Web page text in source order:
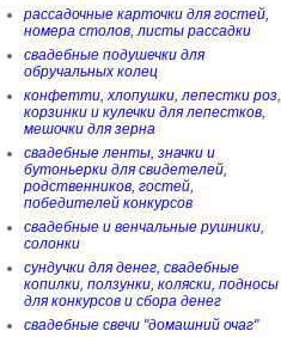
рассадочные карточки для гостей,
номера столов, листы рассадки
свадебные подушечки для
обручальных колец
конфетти, хлопушки, лепестки роз,
корзинки и кулечки для лепестков,
мешочки для зерна
свадебные ленты, значки и
бутоньерки для свидетелей,
родственников, гостей,
победителей конкурсов
свадебные и венчальные рушники,
солонки
сундучки для денег, свадебные
копилки, ползунки, коляски, подносы
для конкурсов и сбора денег
свадебные свечи "домашний очаг"